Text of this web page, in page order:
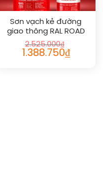
Sơn vạch kẻ đường
giao thông RAL ROAD
LINE 6024
2.525.000₫
Giá
gốc
1.388.750₫Giá
hiện